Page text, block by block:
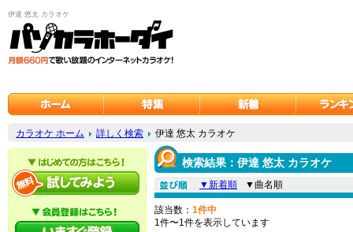
伊達 悠太 カラオケ
カラオケ ホーム 詳しく検索 伊達 悠太 カラオケ
検索結果：伊達 悠太 カラオケ
▼新着順 ▼曲名順
該当数： 1件中
1件〜1件を表示しています